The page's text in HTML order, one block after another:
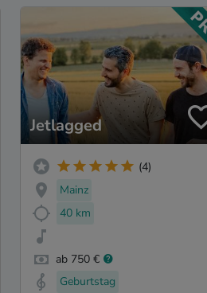
Jetlagged
(4)
Mainz
40 km
ab 750 €
Geburtstag